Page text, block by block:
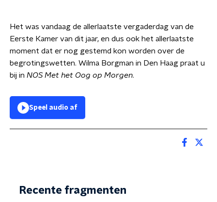
Het was vandaag de allerlaatste vergaderdag van de
Eerste Kamer van dit jaar, en dus ook het allerlaatste
moment dat er nog gestemd kon worden over de
begrotingswetten. Wilma Borgman in Den Haag praat u
bij in NOS Met het Oog op Morgen.
Speel audio af
Recente fragmenten